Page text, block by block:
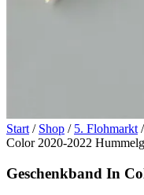
Start / Shop / 5. Flohmarkt /
Color 2020-2022
Geschenkband In